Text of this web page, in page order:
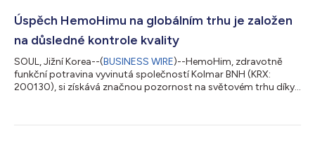
FDA klasifikaci „No Action Indicated“ (NAI). Tato klasifikace,
která potv...
Úspěch HemoHimu na globálním trhu je založen
na důsledné kontrole kvality
SOUL, Jižní Korea--(BUSINESS WIRE)--HemoHim, zdravotně
funkční potravina vyvinutá společností Kolmar BNH (KRX:
200130), si získává značnou pozornost na světovém trhu díky
první korejská individuálně schválená zdravotní funkční